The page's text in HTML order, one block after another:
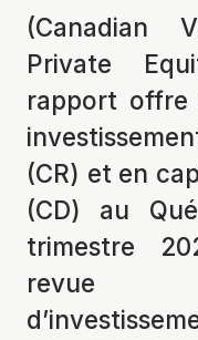
(Canadian
Private
rapport offre
(CR) et en
(CD) au
trimestre
revue